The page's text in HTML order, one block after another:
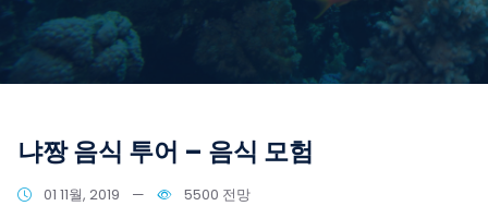
냐짱 음식 투어 – 음식 모험
01 11월, 2019 — 5500 전망